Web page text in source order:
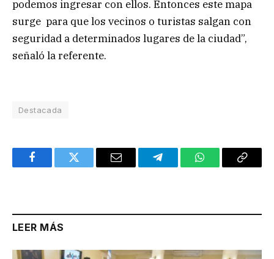
podemos ingresar con ellos. Entonces este mapa
surge para que los vecinos o turistas salgan con
seguridad a determinados lugares de la ciudad”,
señaló la referente.
Destacada
FacebookTwitter Email TelegramWhatsAppCopy
LEER MÁS